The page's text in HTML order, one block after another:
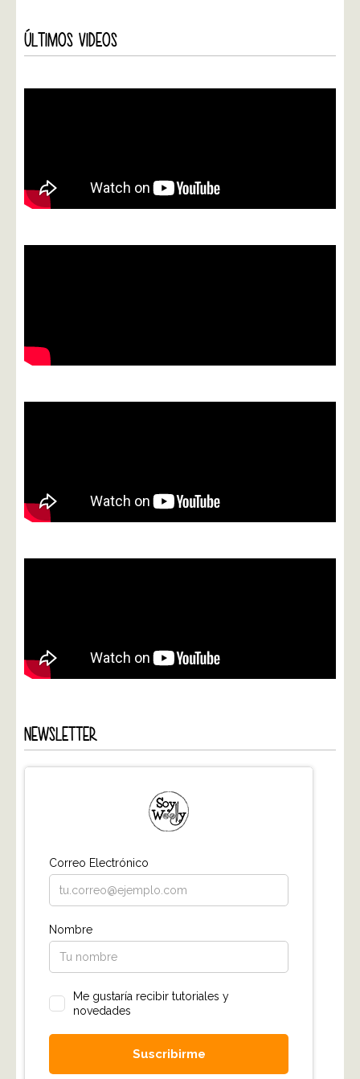
ÚLTIMOS VIDEOS
NEWSLETTER